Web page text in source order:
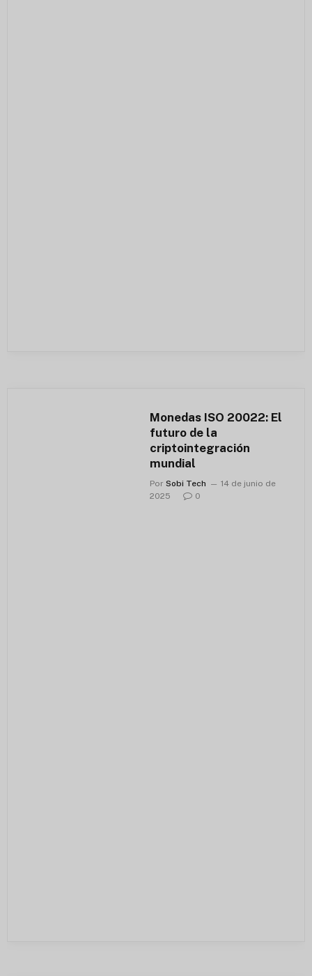
Monedas ISO 20022: El
futuro de la
criptointegración
mundial
Por Sobi Tech
14 de junio de
2025
0